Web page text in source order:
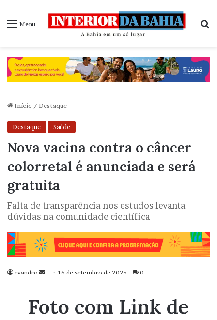
Menu
Início / Destaque
Destaque Saúde
Nova vacina contra o câncer
colorretal é anunciada e será
gratuita
Falta de transparência nos estudos levanta
dúvidas na comunidade científica
evandro
Mande
mail
16 de setembro de 2025 0
Foto com Link de